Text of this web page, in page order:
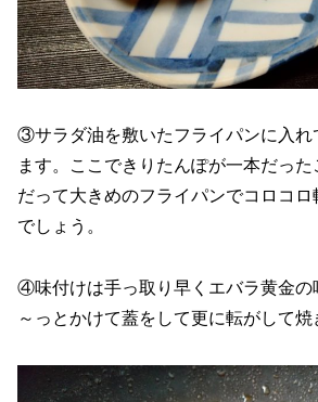
③サラダ油を敷いたフライパンに入れ
ます。ここできりたんぽが一本だった
だって大きめのフライパンでコロコ
でしょう。
④味付けは手っ取り早くエバラ黄金の
～っとかけて蓋をして更に転がして焼